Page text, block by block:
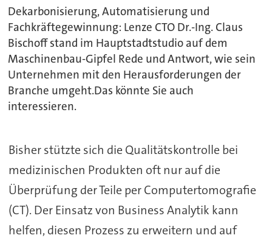
Dekarbonisierung, Automatisierung und
Fachkräftegewinnung: Lenze CTO Dr.-Ing. Claus
Bischoff stand im Hauptstadtstudio auf dem
Maschinenbau-Gipfel Rede und Antwort, wie sein
Unternehmen mit den Herausforderungen der
Branche umgeht.Das könnte Sie auch
interessieren.
Bisher stützte sich die Qualitätskontrolle bei
medizinischen Produkten oft nur auf die
Überprüfung der Teile per Computertomografie
(CT). Der Einsatz von Business Analytik kann
helfen, diesen Prozess zu erweitern und auf